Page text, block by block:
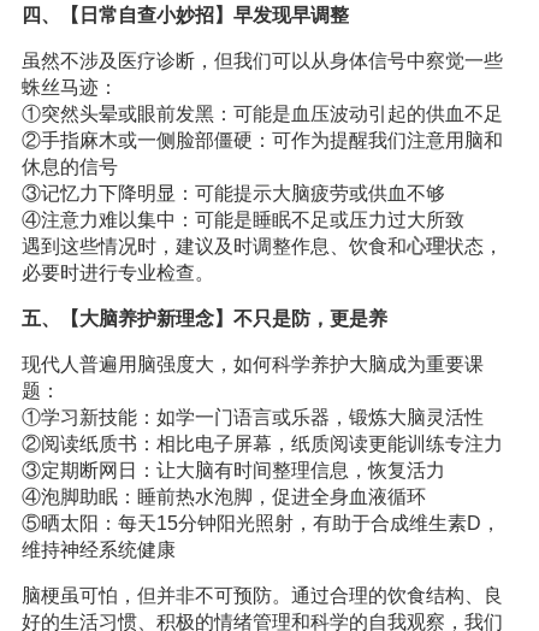
四、【日常自查小妙招】早发现早调整
虽然不涉及医疗诊断，但我们可以从身体信号中察觉一些
蛛丝马迹：
①突然头晕或眼前发黑：可能是血压波动引起的供血不足
②手指麻木或一侧脸部僵硬：可作为提醒我们注意用脑和
休息的信号
③记忆力下降明显：可能提示大脑疲劳或供血不够
④注意力难以集中：可能是睡眠不足或压力过大所致
遇到这些情况时，建议及时调整作息、饮食和心理状态，
必要时进行专业检查。
五、【大脑养护新理念】不只是防，更是养
现代人普遍用脑强度大，如何科学养护大脑成为重要课
题：
①学习新技能：如学一门语言或乐器，锻炼大脑灵活性
②阅读纸质书：相比电子屏幕，纸质阅读更能训练专注力
③定期断网日：让大脑有时间整理信息，恢复活力
④泡脚助眠：睡前热水泡脚，促进全身血液循环
⑤晒太阳：每天15分钟阳光照射，有助于合成维生素D，
维持神经系统健康
脑梗虽可怕，但并非不可预防。通过合理的饮食结构、良
好的生活习惯、积极的情绪管理和科学的自我观察，我们